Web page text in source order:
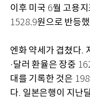
이후 미국 6월 고용
1528.9원으로 반등
엔화 약세가 겹쳤다.
·달러 환율은 장중
대를 기록한 것은
다. 일본은행이 지난